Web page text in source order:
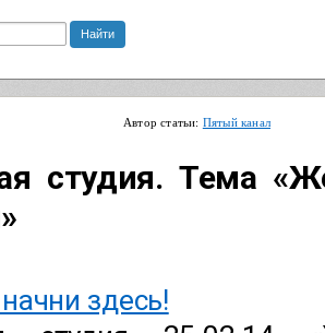
Автор статьи: Пятый канал
студия. Тема
здесь!